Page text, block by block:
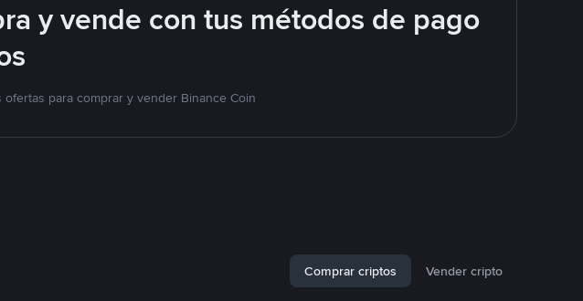
y vende con tus métodos de pago
para comprar y vender Binance Coin
Comprar criptos Vender cripto